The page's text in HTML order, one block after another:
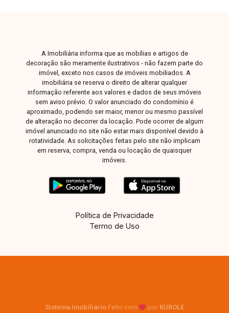
A Imobiliária informa que as mobílias e artigos de
decoração são meramente ilustrativos - não fazem parte do
imóvel, exceto nos casos de imóveis mobiliados. A
imobiliária se reserva o direito de alterar qualquer
informação referente aos valores e dados de seus imóveis
sem aviso prévio. O valor anunciado do condomínio é
aproximado, podendo ser maior, menor ou mesmo passível
de alteração no decorrer da locação. Pode ocorrer de algum
imóvel anunciado no site não estar mais disponível devido à
rotatividade. As solicitações feitas pelo site não implicam
em reserva, compra, venda ou locação de quaisquer
imóveis.
Política de Privacidade
Termo de Uso
Sistema Imobiliário Feito com por KUROLE